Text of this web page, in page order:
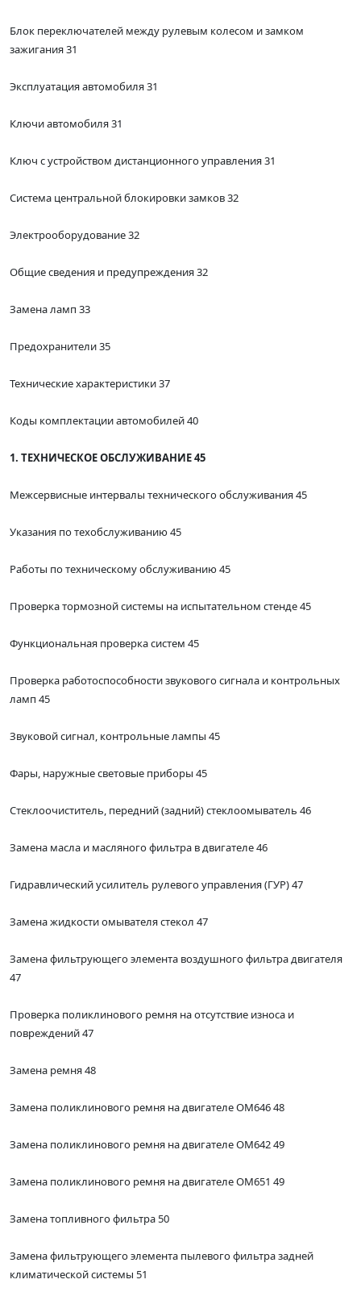
Блок переключателей между рулевым колесом и замком
зажигания 31
Эксплуатация автомобиля 31
Ключи автомобиля 31
Ключ с устройством дистанционного управления 31
Система центральной блокировки замков 32
Электрооборудование 32
Общие сведения и предупреждения 32
Замена ламп 33
Предохранители 35
Технические характеристики 37
Коды комплектации автомобилей 40
1. ТЕХНИЧЕСКОЕ ОБСЛУЖИВАНИЕ 45
Межсервисные интервалы технического обслуживания 45
Указания по техобслуживанию 45
Работы по техническому обслуживанию 45
Проверка тормозной системы на испытательном стенде 45
Функциональная проверка систем 45
Проверка работоспособности звукового сигнала и контрольных
ламп 45
Звуковой сигнал, контрольные лампы 45
Фары, наружные световые приборы 45
Стеклоочиститель, передний (задний) стеклоомыватель 46
Замена масла и масляного фильтра в двигателе 46
Гидравлический усилитель рулевого управления (ГУР) 47
Замена жидкости омывателя стекол 47
Замена фильтрующего элемента воздушного фильтра двигателя
47
Проверка поликлинового ремня на отсутствие износа и
повреждений 47
Замена ремня 48
Замена поликлинового ремня на двигателе ОМ646 48
Замена поликлинового ремня на двигателе ОМ642 49
Замена поликлинового ремня на двигателе ОМ651 49
Замена топливного фильтра 50
Замена фильтрующего элемента пылевого фильтра задней
климатической системы 51